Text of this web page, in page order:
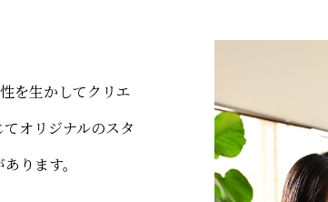
を生かしてクリエ
オリジナルのスタ
ります。